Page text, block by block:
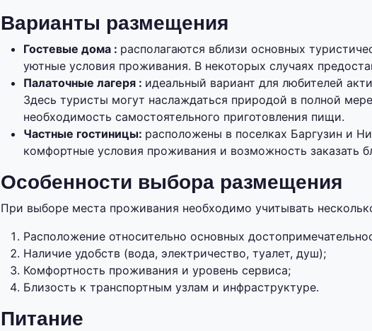
Варианты размещения
Гостевые дома : располагаются вблизи основных
уютные условия проживания. В некоторых случаях
Палаточные лагеря : идеальный вариант для любителей
Здесь туристы могут наслаждаться природой в полной
необходимость самостоятельного приготовления пищи.
Частные гостиницы: расположены в поселках Баргузин и
комфортные условия проживания и возможность заказать
Особенности выбора размещения
При выборе места проживания необходимо учитывать
Расположение относительно основных
Наличие удобств (вода, электричество, туалет, душ);
Комфортность проживания и уровень сервиса;
Близость к транспортным узлам и инфраструктуре.
Питание